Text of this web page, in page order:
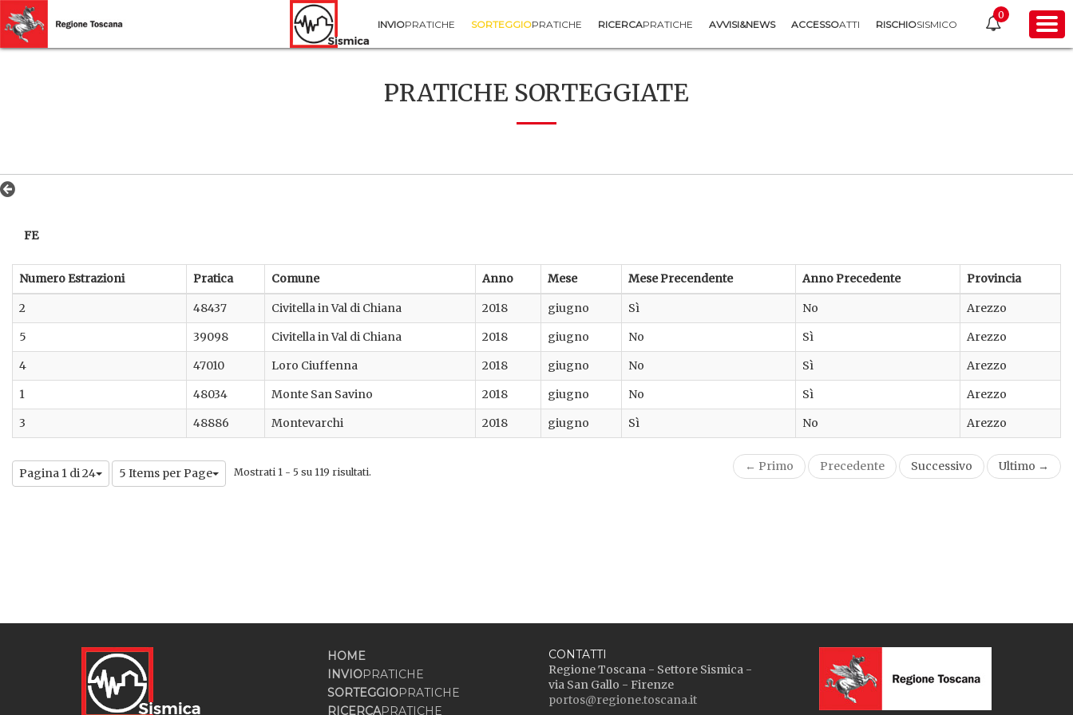
INVIOPRATICHE SORTEGGIOPRATICHE RICERCAPRATICHE AVVISI&NEWS ACCESSOATTI RISCHIOSISMICO
0
PRATICHE SORTEGGIATE
FE
Numero Estrazioni Pratica Comune Anno Mese Mese Precendente Anno Precedente Provincia
2 48437 Civitella in Val di Chiana 2018 giugno Sì No
Arezzo
5
39098 Civitella in Val di Chiana 2018 giugno No Sì
Arezzo
4
47010 Loro Ciuffenna 2018 giugno No Sì
Arezzo
1
48034 Monte San Savino 2018 giugno No Sì
Arezzo
3
48886 Montevarchi 2018 giugno Sì No Arezzo
Pagina 1 di 24 5 Items per Page Mostrati 1 - 5 su 119 risultati. ← Primo Precedente Successivo Ultimo →
HOME
INVIOPRATICHE
SORTEGGIOPRATICHE
RICERCAPRATICHE
CONTATTI
Regione Toscana - Settore Sismica -
via San Gallo - Firenze
portos@regione.toscana.it